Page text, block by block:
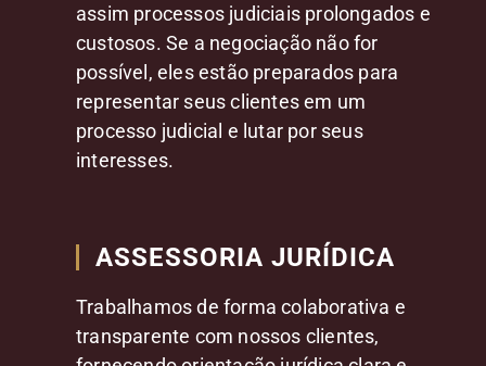
assim processos judiciais prolongados e
custosos. Se a negociação não for
possível, eles estão preparados para
representar seus clientes em um
processo judicial e lutar por seus
interesses.
ASSESSORIA JURÍDICA
Trabalhamos de forma colaborativa e
transparente com nossos clientes,